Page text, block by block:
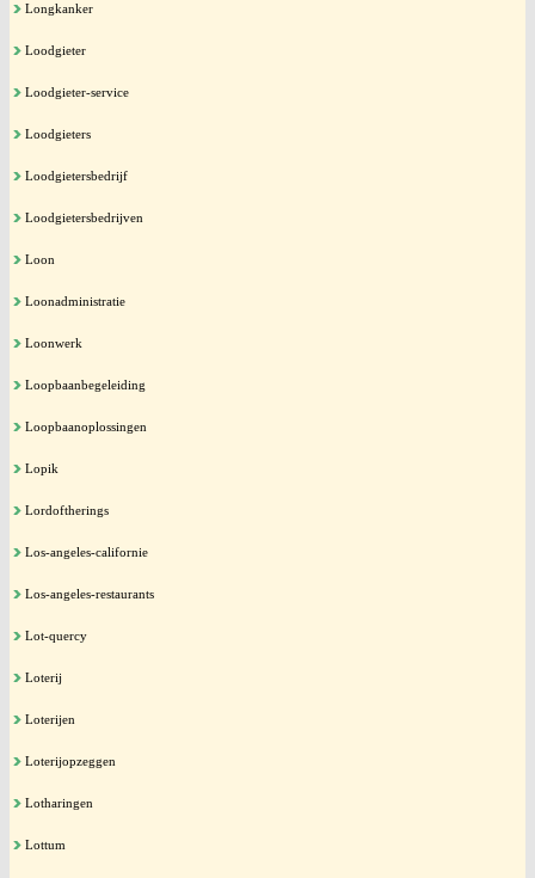
Longkanker
Loodgieter
Loodgieter-service
Loodgieters
Loodgietersbedrijf
Loodgietersbedrijven
Loon
Loonadministratie
Loonwerk
Loopbaanbegeleiding
Loopbaanoplossingen
Lopik
Lordoftherings
Los-angeles-californie
Los-angeles-restaurants
Lot-quercy
Loterij
Loterijen
Loterijopzeggen
Lotharingen
Lottum